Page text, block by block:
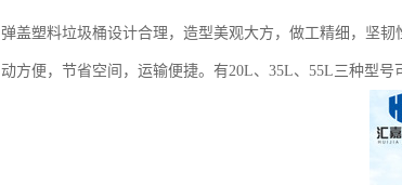
弹盖塑料垃圾桶设计合理，造型美观大方，做工精细，坚
动方便，节省空间，运输便捷。有20L、35L、55L三种型号